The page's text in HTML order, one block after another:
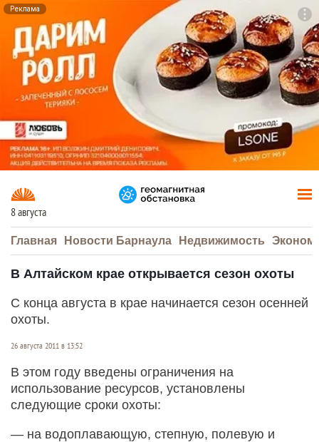
Реклама
8 августа
Главная Новости Барнаула Недвижимость
В Алтайском крае открывается сезон охоты
С конца августа в крае начинается сезон осенней
охоты.
26 августа 2011 в 13:52
В этом году введены ограничения на
использование ресурсов, установлены
следующие сроки охоты:
— на водоплавающую, степную, полевую и